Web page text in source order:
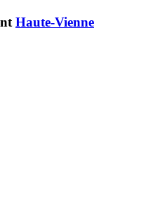
Haute-Vienne